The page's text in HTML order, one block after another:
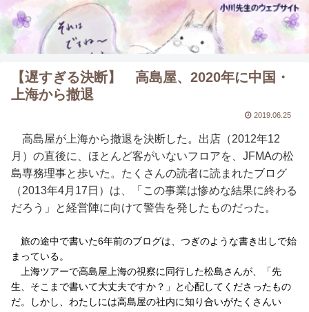
【遅すぎる決断】 高島屋、2020年に中国・
上海から撤退
2019.06.25
高島屋が上海から撤退を決断した。出店（2012年12
月）の直後に、ほとんど客がいないフロアを、JFMAの松
島専務理事と歩いた。たくさんの読者に読まれたブログ
（2013年4月17日）は、「この事業は惨めな結果に終わる
だろう」と経営陣に向けて警告を発したものだった。
旅の途中で書いた6年前のブログは、つぎのような書き出しで始
まっている。
上海ツアーで高島屋上海の視察に同行した松島さんが、「先
生、そこまで書いて大丈夫ですか？」と心配してくださったもの
だ。しかし、わたしには高島屋の社内に知り合いがたくさんい